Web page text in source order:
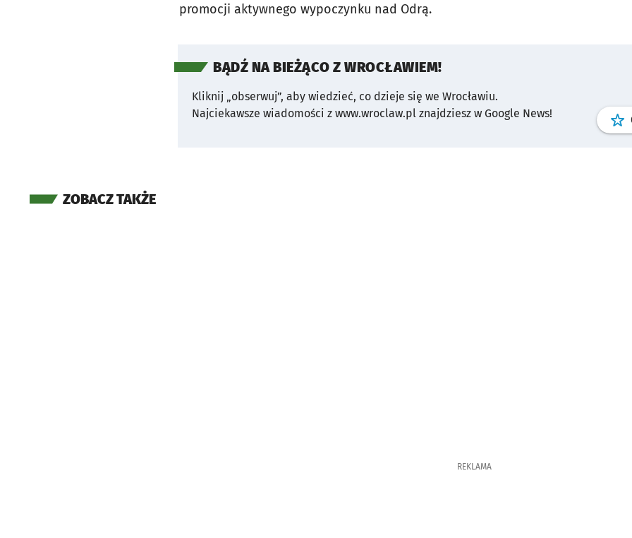
promocji aktywnego wypoczynku nad Odrą.
BĄDŹ NA BIEŻĄCO Z WROCŁAWIEM!
Kliknij „obserwuj”, aby wiedzieć, co dzieje się we Wrocławiu.
Najciekawsze wiadomości z www.wroclaw.pl znajdziesz w Google News!
ZOBACZ TAKŻE
REKLAMA